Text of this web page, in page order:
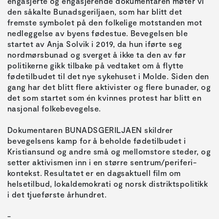
den såkalte Bunadsgeriljaen, som har blitt det
fremste symbolet på den folkelige motstanden mot
nedleggelse av byens fødestue. Bevegelsen ble
startet av Anja Solvik i 2019, da hun iførte seg
nordmørsbunad og sverget å ikke ta den av før
politikerne gikk tilbake på vedtaket om å flytte
fødetilbudet til det nye sykehuset i Molde. Siden den
gang har det blitt flere aktivister og flere bunader, og
det som startet som én kvinnes protest har blitt en
nasjonal folkebevegelse.
Dokumentaren BUNADSGERILJAEN skildrer
bevegelsens kamp for å beholde fødetilbudet i
Kristiansund og andre små og mellomstore steder, og
setter aktivismen inn i en større sentrum/periferi-
kontekst. Resultatet er en dagsaktuell film om
helsetilbud, lokaldemokrati og norsk distriktspolitikk
i det tjueførste århundret.